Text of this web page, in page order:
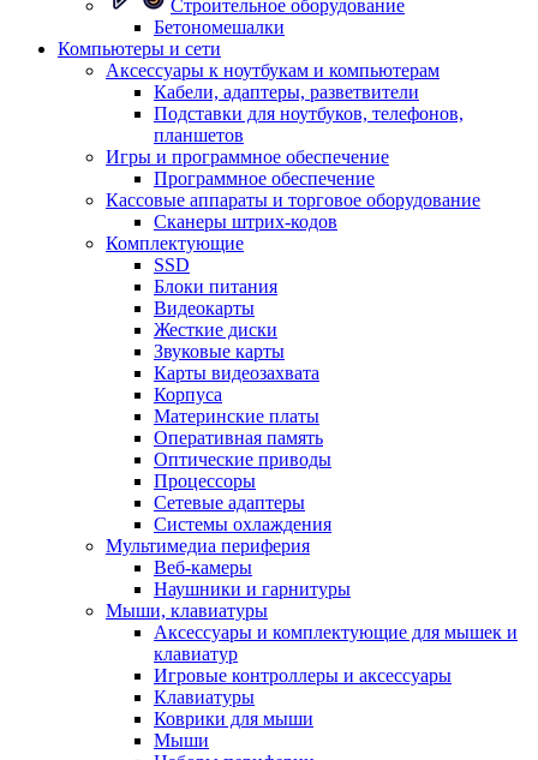
Строительное оборудование
Бетономешалки
Компьютеры и сети
Аксессуары к ноутбукам и компьютерам
Кабели, адаптеры, разветвители
Подставки для ноутбуков, телефонов,
планшетов
Игры и программное обеспечение
Программное обеспечение
Кассовые аппараты и торговое оборудование
Сканеры штрих-кодов
Комплектующие
SSD
Блоки питания
Видеокарты
Жесткие диски
Звуковые карты
Карты видеозахвата
Корпуса
Материнские платы
Оперативная память
Оптические приводы
Процессоры
Сетевые адаптеры
Системы охлаждения
Мультимедиа периферия
Веб-камеры
Наушники и гарнитуры
Мыши, клавиатуры
Аксессуары и комплектующие для мышек и
клавиатур
Игровые контроллеры и аксессуары
Клавиатуры
Коврики для мыши
Мыши